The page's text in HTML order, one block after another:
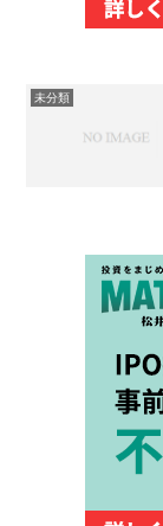
未分類